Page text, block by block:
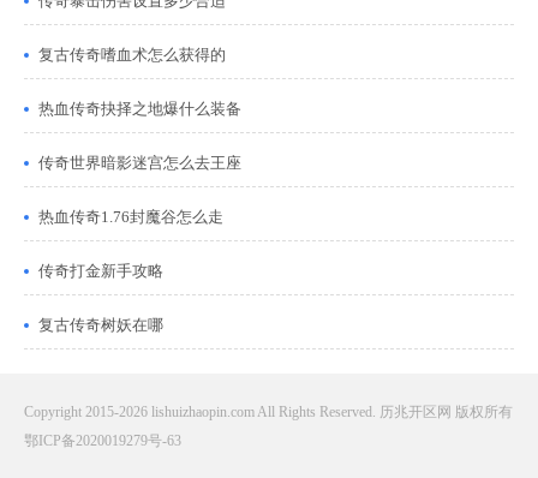
复古传奇嗜血术怎么获得的
热血传奇抉择之地爆什么装备
传奇世界暗影迷宫怎么去王座
热血传奇1.76封魔谷怎么走
传奇打金新手攻略
复古传奇树妖在哪
Copyright 2015-2026 lishuizhaopin.com All Rights Reserved. 历兆开区网 版权所有
鄂ICP备2020019279号-63